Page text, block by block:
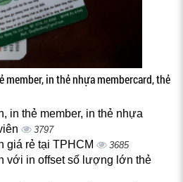
member, in thẻ nhựa membercard, thẻ
in thẻ member, in thẻ nhựa
3797
giá rẻ tại TPHCM 3685
với in offset số lượng lớn thẻ